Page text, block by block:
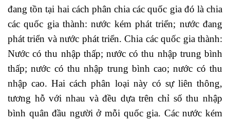
đang tồn tại hai cách phân chia các quốc gia đó là chia
các quốc gia thành: nước kém phát triển; nước đang
phát triển và nước phát triển. Chia các quốc gia thành:
Nước có thu nhập thấp; nước có thu nhập trung bình
thấp; nước có thu nhập trung bình cao; nước có thu
nhập cao. Hai cách phân loại này có sự liên thông,
tương hỗ với nhau và đều dựa trên chỉ số thu nhập
bình quân đầu người ở mỗi quốc gia. Các nước kém